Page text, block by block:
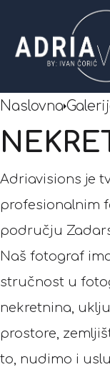
Naslovna
Adriavisions je
profesionalnim
području
Naš fotograf
stručnost u
nekretnina,
prostore,
to, nudimo i